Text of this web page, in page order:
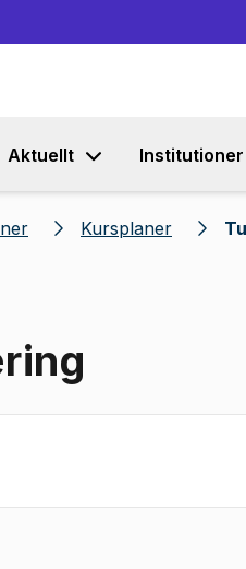
Aktuellt Institutioner
Kursplaner